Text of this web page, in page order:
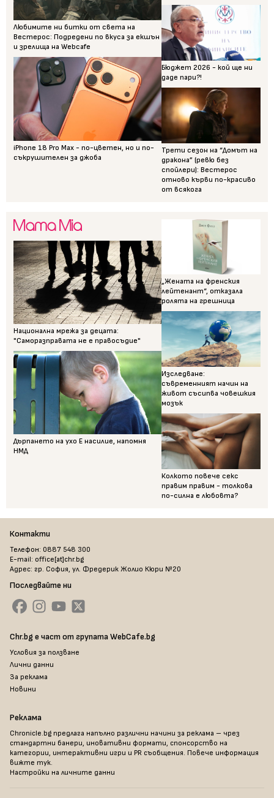
Любимите ни битки от света на
Вестерос: Подредени по вкуса за екшън
и зрелища на Webcafe
iPhone 18 Pro Max - по-цветен, но и по-
съкрушителен за джоба
Бюджет 2026 - кой ще ни
даде пари?!
Трети сезон на “Домът на
дракона” (ревю без
спойлери): Вестерос
отново кърви по-красиво
от всякога
Национална мрежа за децата:
"Саморазправата не е правосъдие"
Дърпането на ухо Е насилие, напомня
НМД
„Жената на френския
лейтенант“, отказала
ролята на грешница
Изследване:
съвременният начин на
живот съсипва човешкия
мозък
Колкото повече секс
правим правим - толкова
по-силна е любовта?
Контакти
Телефон: 0887 548 300
E-mail: office[at]chr.bg
Адрес: гр. София, ул. Фредерик Жолио Кюри №20
Последвайте ни
Chr.bg е част от групата WebCafe.bg
Условия за ползване
Лични данни
За реклама
Новини
Реклама
Chronicle.bg предлага напълно различни начини за реклама – чрез
стандартни банери, иновативни формати, спонсорство на
категории, интерактивни игри и PR съобщения. Повече информация
вижте тук.
Настройки на личните данни